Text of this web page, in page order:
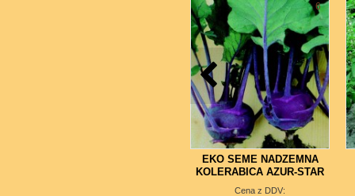
6
EKO SEME NADZEMNA
KOLERABICA AZUR-STAR
Cena z DDV: